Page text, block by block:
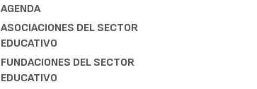
AGENDA
ASOCIACIONES DEL SECTOR
EDUCATIVO
FUNDACIONES DEL SECTOR
EDUCATIVO